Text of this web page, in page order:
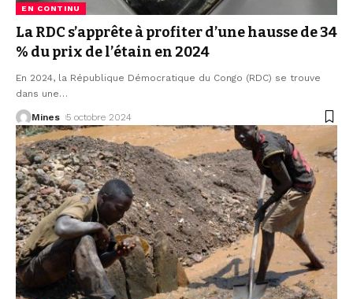
EN CONTINU
La RDC s’apprête à profiter d’une hausse de 34
% du prix de l’étain en 2024
En 2024, la République Démocratique du Congo (RDC) se trouve
dans une…
Mines 5 octobre 2024